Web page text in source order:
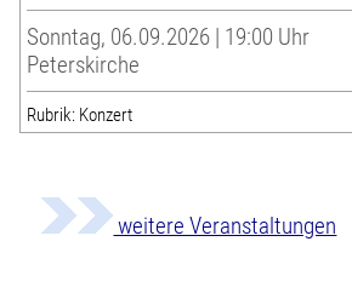
Sonntag, 06.09.2026 | 19:00 Uhr
Peterskirche
Rubrik: Konzert
weitere Veranstaltungen